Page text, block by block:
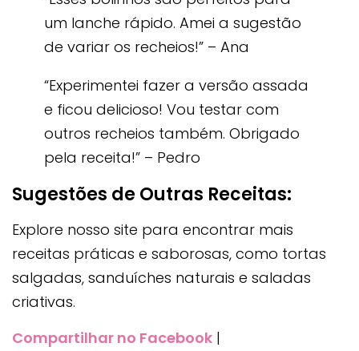
um lanche rápido. Amei a sugestão
de variar os recheios!” – Ana
“Experimentei fazer a versão assada
e ficou delicioso! Vou testar com
outros recheios também. Obrigado
pela receita!” – Pedro
Sugestões de Outras Receitas:
Explore nosso site para encontrar mais
receitas práticas e saborosas, como tortas
salgadas, sanduíches naturais e saladas
criativas.
Compartilhar no Facebook |